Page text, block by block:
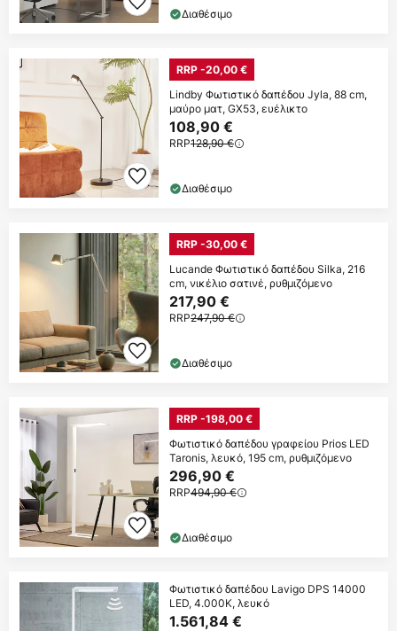
Διαθέσιμο
RRP -20,00 €
Lindby Φωτιστικό δαπέδου Jyla, 88 cm,
μαύρο ματ, GX53, ευέλικτο
108,90 €
RRP128,90 €
Διαθέσιμο
RRP -30,00 €
Lucande Φωτιστικό δαπέδου Silka, 216
cm, νικέλιο σατινέ, ρυθμιζόμενο
217,90 €
RRP247,90 €
Διαθέσιμο
RRP -198,00 €
Φωτιστικό δαπέδου γραφείου Prios LED
Taronis, λευκό, 195 cm, ρυθμιζόμενο
296,90 €
RRP494,90 €
Διαθέσιμο
Φωτιστικό δαπέδου Lavigo DPS 14000
LED, 4.000K, λευκό
1.561,84 €